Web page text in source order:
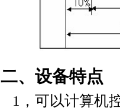
二、设备特点
1，可以计算机